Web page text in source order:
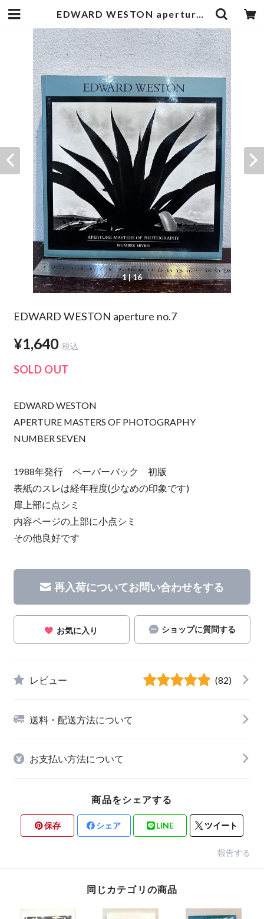
EDWARD WESTON aperture no.7 | zbooks
1| 16
EDWARD WESTON aperture no.7
¥1,640 税込
SOLD OUT
EDWARD WESTON
APERTURE MASTERS OF PHOTOGRAPHY
NUMBER SEVEN
1988年発行 ペーパーバック 初版
表紙のスレは経年程度(少なめの印象です)
扉上部に点シミ
内容ページの上部に小点シミ
その他良好です
再入荷についてお問い合わせをする
お気に入り ショップに質問する
レビュー (82)
送料・配送方法について
お支払い方法について
商品をシェアする
保存 シェア LINE ツイート
報告する
同じカテゴリの商品